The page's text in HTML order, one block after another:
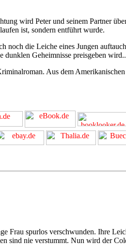
wird Peter und seinem Partner
ist, sondern entführt wurde.
noch die Leiche eines Jungen
Geheimnisse preisgeben
Aus dem
Frau spurlos verschwunden. Ihre
sind nie verstummt. Nun wird der